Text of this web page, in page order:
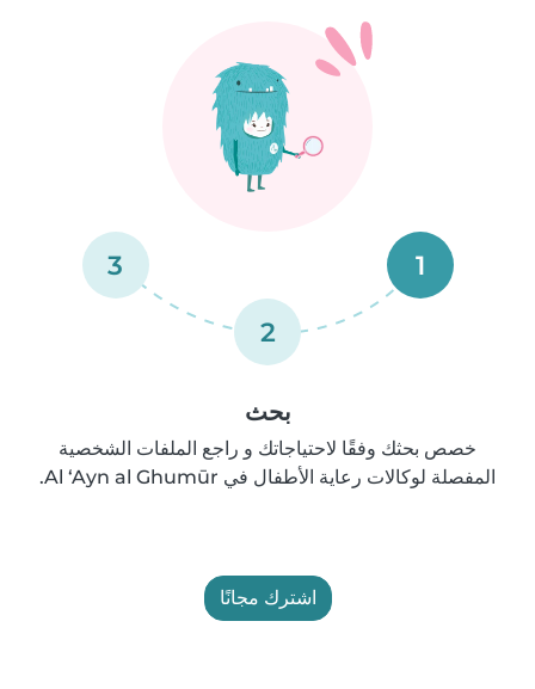
1
2
3
بحث
خصص بحثك وفقًا لاحتياجاتك و راجع الملفات الشخصية
المفصلة لوكالات رعاية الأطفال في Al ‘Ayn al Ghumūr.
اشترك مجانًا